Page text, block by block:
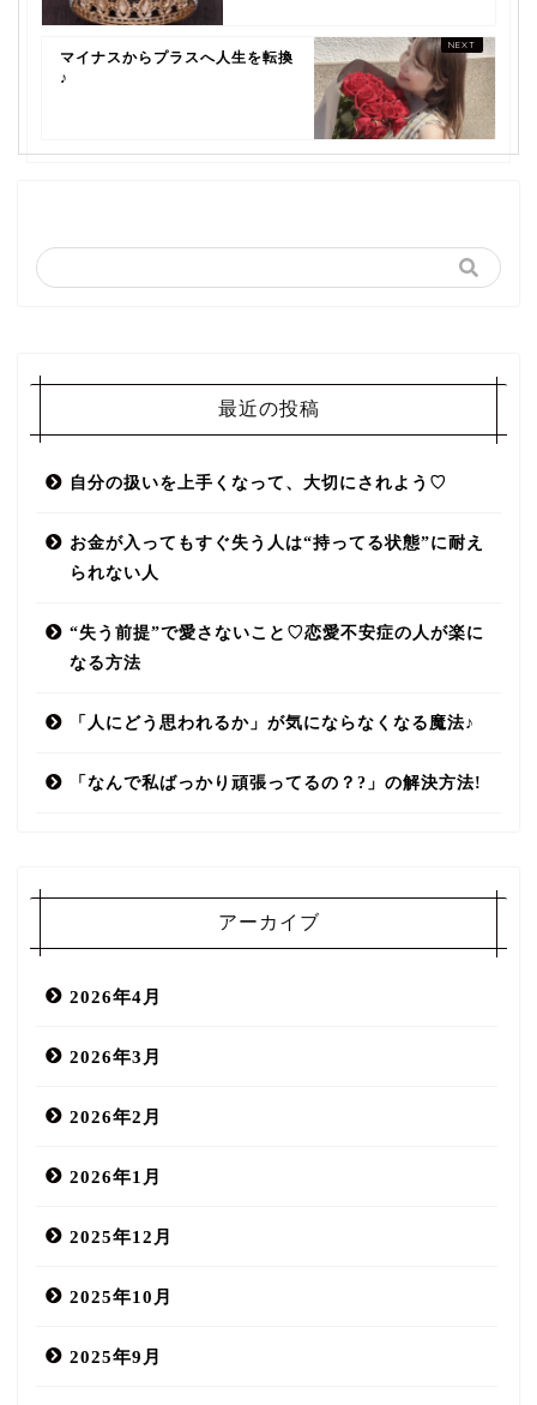
マイナスからプラスへ人生を転換
♪
最近の投稿
自分の扱いを上手くなって、大切にされよう♡
お金が入ってもすぐ失う人は“持ってる状態”に耐え
られない人
“失う前提”で愛さないこと♡恋愛不安症の人が楽に
なる方法
「人にどう思われるか」が気にならなくなる魔法♪
「なんで私ばっかり頑張ってるの？?」の解決方法!
アーカイブ
2026年4月
2026年3月
2026年2月
2026年1月
2025年12月
2025年10月
2025年9月